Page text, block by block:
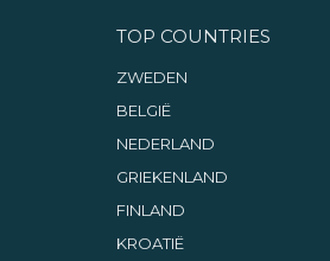
TOP COUNTRIES
ZWEDEN
BELGIË
NEDERLAND
GRIEKENLAND
FINLAND
KROATIË